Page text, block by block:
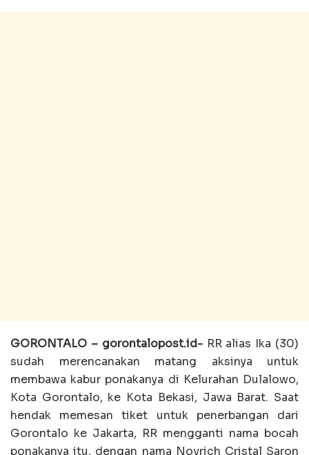
GORONTALO – gorontalopost.id-RR alias Ika (30)
sudah merencanakan matang aksinya untuk
membawa kabur ponakanya di Kelurahan Dulalowo,
Kota Gorontalo, ke Kota Bekasi, Jawa Barat. Saat
hendak memesan tiket untuk penerbangan dari
Gorontalo ke Jakarta, RR mengganti nama bocah
ponakanya itu, dengan nama Novrich Cristal Saron